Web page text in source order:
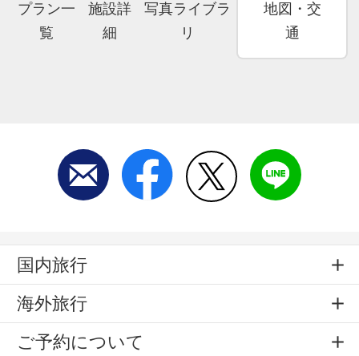
プラン一
覧
施設詳
細
写真ライブラ
リ
地図・交
通
国内旅行
海外旅行
ご予約について